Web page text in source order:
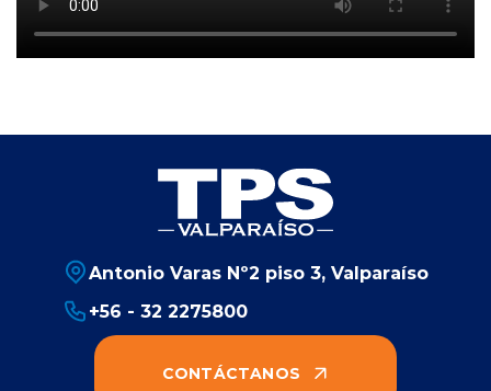
Antonio Varas Nº2 piso 3, Valparaíso
+56 - 32 2275800
CONTÁCTANOS